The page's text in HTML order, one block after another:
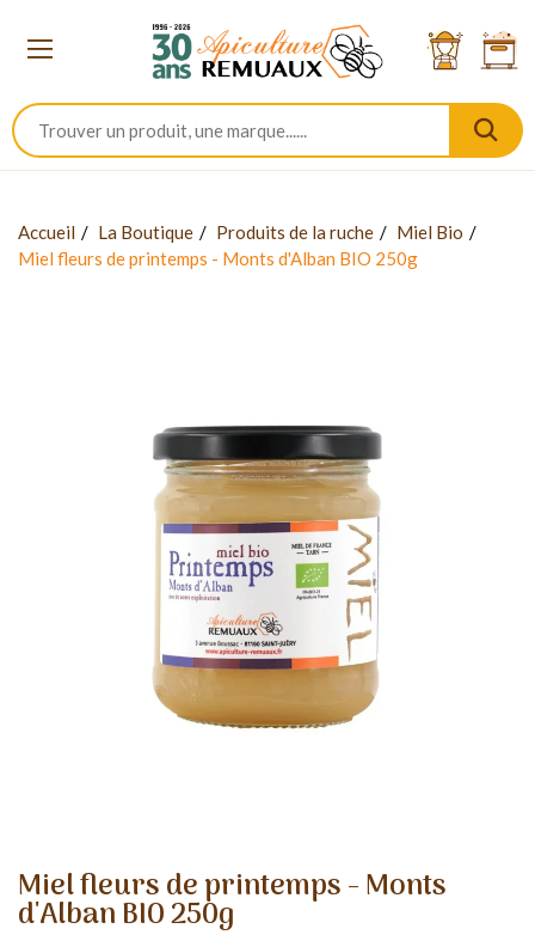
Accueil La Boutique Produits de la ruche
Miel Bio
Miel fleurs de printemps - Monts d'Alban BIO 250g
Miel fleurs de printemps - Monts
d'Alban BIO 250g